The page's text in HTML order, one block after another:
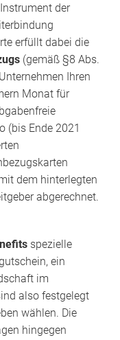
der
erfüllt dabei die
(gemäß §8 Abs.
Ihren
Monat für
(bis Ende 2021
dem hinterlegten
abgerechnet.
spezielle
ein
im
also festgelegt
wählen. Die
hingegen